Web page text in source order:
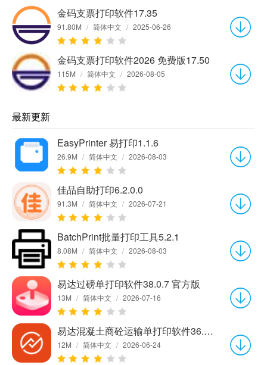
金码支票打印软件17.35
91.80M / 简体中文 / 2025-06-26
金码支票打印软件2026 免费版17.50
115M / 简体中文 / 2026-08-05
最新更新
EasyPrinter 易打印1.1.6
26.9M / 简体中文 / 2026-08-03
佳品自助打印6.2.0.0
91.3M / 简体中文 / 2026-07-21
BatchPrint批量打印工具5.2.1
8.08M / 简体中文 / 2026-08-03
易达过磅单打印软件38.0.7 官方版
13M / 简体中文 / 2026-07-16
易达混凝土商砼运输单打印软件36.2.7 官方版
12M / 简体中文 / 2026-06-24